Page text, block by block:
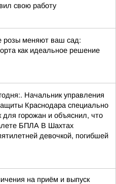
свою работу
розы меняют ваш сад:
как идеальное решение
Начальник управления
Краснодара специально
для горожан и объяснил, что
БПЛА В Шахтах
девочкой, погибшей
на приём и выпуск